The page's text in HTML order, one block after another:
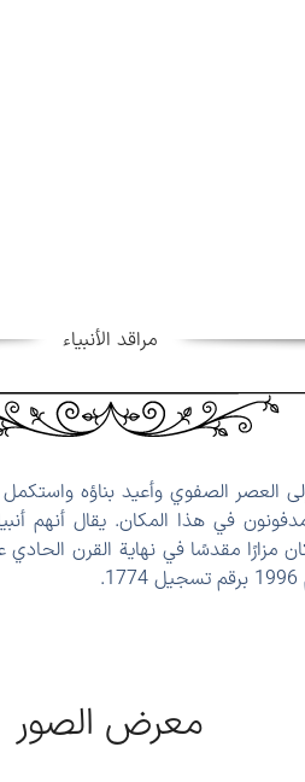
مراقد الأنبیاء
العصر الصفوي وأعيد بناؤه
في هذا المكان. يقال أنهم
مزارًا مقدسًا في نهاية القرن
معرض الصور